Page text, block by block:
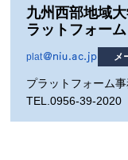
九州⻄部地域
ラットフォーム
plat メ
プラットフォーム
TEL.0956-39-